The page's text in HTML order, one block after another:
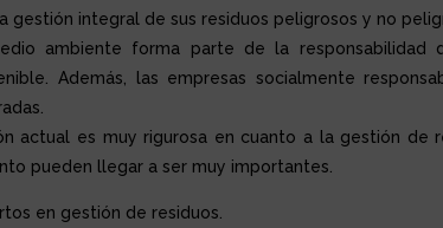
gestión integral de sus residuos peligrosos y no
ambiente forma parte de la responsabilidad
Además, las empresas socialmente
actual es muy rigurosa en cuanto a la gestión de
pueden llegar a ser muy importantes.
en gestión de residuos.